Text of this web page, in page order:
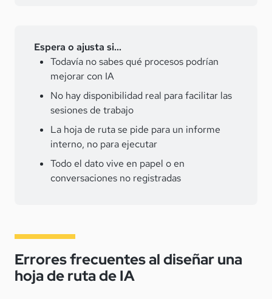
Espera o ajusta si...
Todavía no sabes qué procesos podrían
mejorar con IA
No hay disponibilidad real para facilitar las
sesiones de trabajo
La hoja de ruta se pide para un informe
interno, no para ejecutar
Todo el dato vive en papel o en
conversaciones no registradas
Errores frecuentes al diseñar una
hoja de ruta de IA